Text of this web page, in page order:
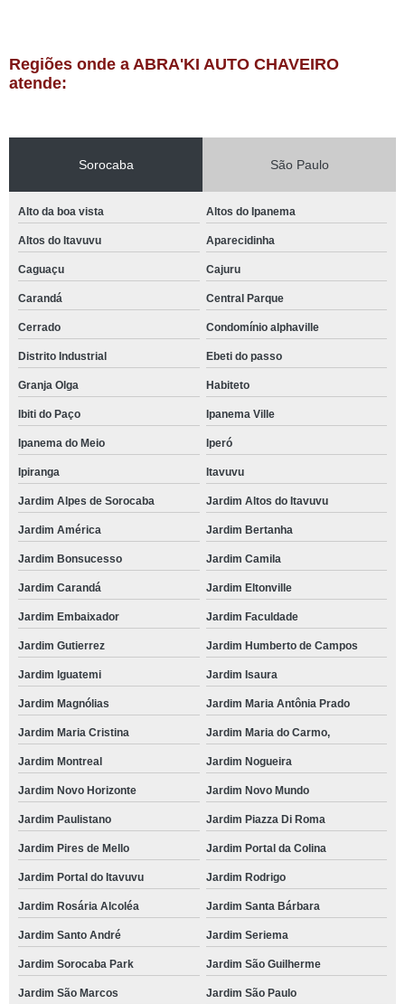
Regiões onde a ABRA'KI AUTO CHAVEIRO
atende:
Sorocaba São Paulo
Alto da boa vista Altos do Ipanema
Altos do Itavuvu Aparecidinha
Caguaçu Cajuru
Carandá Central Parque
Cerrado Condomínio alphaville
Distrito Industrial Ebeti do passo
Granja Olga Habiteto
Ibiti do Paço Ipanema Ville
Ipanema do Meio Iperó
Ipiranga Itavuvu
Jardim Alpes de Sorocaba Jardim Altos do Itavuvu
Jardim América Jardim Bertanha
Jardim Bonsucesso Jardim Camila
Jardim Carandá Jardim Eltonville
Jardim Embaixador Jardim Faculdade
Jardim Gutierrez Jardim Humberto de Campos
Jardim Iguatemi Jardim Isaura
Jardim Magnólias Jardim Maria Antônia Prado
Jardim Maria Cristina Jardim Maria do Carmo,
Jardim Montreal Jardim Nogueira
Jardim Novo Horizonte Jardim Novo Mundo
Jardim Paulistano Jardim Piazza Di Roma
Jardim Pires de Mello Jardim Portal da Colina
Jardim Portal do Itavuvu Jardim Rodrigo
Jardim Rosária Alcoléa Jardim Santa Bárbara
Jardim Santo André Jardim Seriema
Jardim Sorocaba Park Jardim São Guilherme
Jardim São Marcos Jardim São Paulo